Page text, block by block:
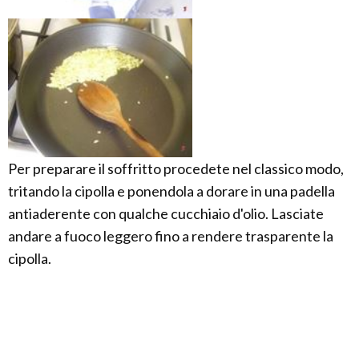
Per preparare il soffritto procedete nel classico modo,
tritando la cipolla e ponendola a dorare in una padella
antiaderente con qualche cucchiaio d'olio. Lasciate
andare a fuoco leggero fino a rendere trasparente la
cipolla.